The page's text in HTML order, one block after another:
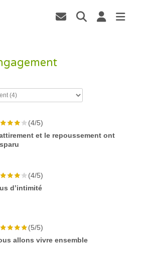
(4/5)
et le repoussement ont
(4/5)
d’intimité
(5/5)
allons vivre ensemble